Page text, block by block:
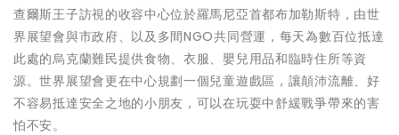
查爾斯王子訪視的收容中心位於羅馬尼亞首都布加勒斯特，由世
界展望會與市政府、以及多間NGO共同營運，每天為數百位抵達
此處的烏克蘭難民提供食物、衣服、嬰兒用品和臨時住所等資
源。世界展望會更在中心規劃一個兒童遊戲區，讓顛沛流離、好
不容易抵達安全之地的小朋友，可以在玩耍中舒緩戰爭帶來的害
怕不安。